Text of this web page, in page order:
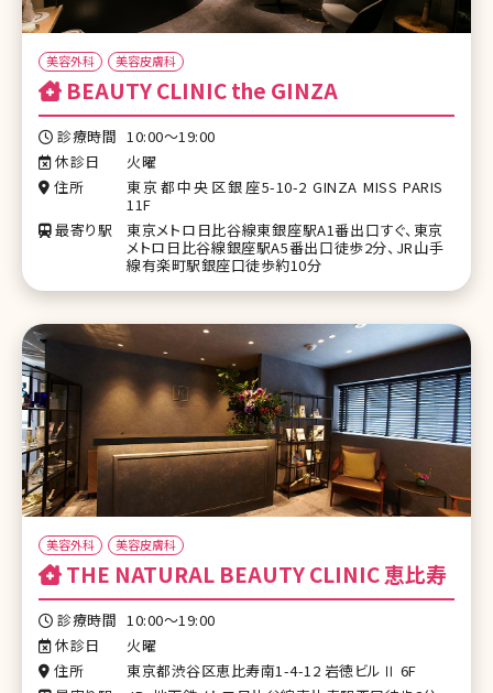
美容外科 美容皮膚科
BEAUTY CLINIC the GINZA
診療時間 10:00～19:00
休診日
火曜
住所
東京都中央区銀座5-10-2 GINZA MISS PARIS
11F
最寄り駅
東京メトロ日比谷線東銀座駅A1番出口すぐ、東京
メトロ日比谷線銀座駅A5番出口徒歩2分、JR山手
線有楽町駅銀座口徒歩約10分
美容外科 美容皮膚科
THE NATURAL BEAUTY CLINIC 恵比寿
診療時間 10:00～19:00
休診日
火曜
住所
東京都渋谷区恵比寿南1-4-12 岩徳ビルⅡ 6F